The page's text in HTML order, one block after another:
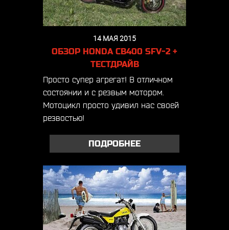
14 МАЯ 2015
ОБЗОР HONDA CB400 SFV-2 +
ТЕСТДРАЙВ
Просто супер агрегат! В отличном
состоянии и с резвым мотором.
Мотоцикл просто удивил нас своей
резвостью!
ПОДРОБНЕЕ